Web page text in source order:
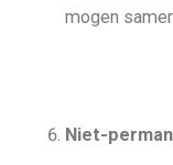
mogen
Niet-